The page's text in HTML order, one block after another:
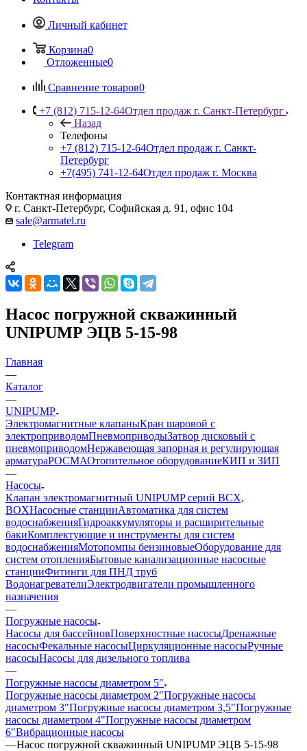
Личный кабинет
Корзина0
Отложенные0
Сравнение товаров0
+7 (812) 715-12-64Отдел продаж г. Санкт-Петербург
Назад
Телефоны
+7 (812) 715-12-64Отдел продаж г. Санкт-
Петербург
+7(495) 741-12-64Отдел продаж г. Москва
Контактная информация
г. Санкт-Петербург, Софийская д. 91, офис 104
sale@armatel.ru
Telegram
Насос погружной скважинный
UNIPUMP ЭЦВ 5-15-98
Главная
—
Каталог
—
UNIPUMP
Электромагнитные клапаныКран шаровой с
электроприводомПневмоприводыЗатвор дисковый с
пневмоприводомНержавеющая запорная и регулирующая
арматураРОСМАОтопительное оборудованиеКИП и ЗИП
—
Насосы
Клапан электромагнитный UNIPUMP серий BCX,
BOXНасосные станцииАвтоматика для систем
водоснабженияГидроаккумуляторы и расширительные
бакиКомплектующие и инструменты для систем
водоснабженияМотопомпы бензиновыеОборудование для
систем отопленияБытовые канализационные насосные
станцииФитинги для ПНД труб
ВодонагревателиЭлектродвигатели промышленного
назначения
—
Погружные насосы
Насосы для бассейновПоверхностные насосыДренажные
насосыФекальные насосыЦиркуляционные насосыРучные
насосыНасосы для дизельного топлива
—
Погружные насосы диаметром 5"
Погружные насосы диаметром 2"Погружные насосы
диаметром 3"Погружные насосы диаметром 3,5"Погружные
насосы диаметром 4"Погружные насосы диаметром
6"Вибрационные насосы
—Насос погружной скважинный UNIPUMP ЭЦВ 5-15-98